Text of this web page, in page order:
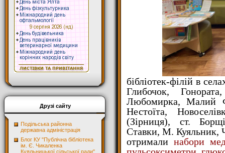
Друзі сайту
Подільська районна
державна адміністрація
Блог КУ "Публічна бібліотека
ім. Є. Чикаленка
Куяльницької сільської ради"
бібліотек-філій в
Глибочок,
Любомирка, Малий
Нестоїта,
(Зірниця), ст.
Ставки, М. Куяльник,
отримали набори